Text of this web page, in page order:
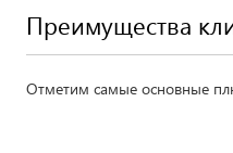
Преимущества
Отметим самые основные